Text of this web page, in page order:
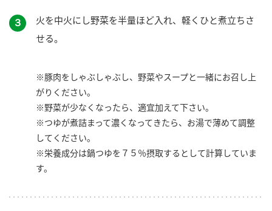
３
火を中火にし野菜を半量ほど入れ、軽くひと煮立ちさ
せる。
※豚肉をしゃぶしゃぶし、野菜やスープと一緒にお召し上
がりください。
※野菜が少なくなったら、適宜加えて下さい。
※つゆが煮詰まって濃くなってきたら、お湯で薄めて調整
してください。
※栄養成分は鍋つゆを７５％摂取するとして計算していま
す。